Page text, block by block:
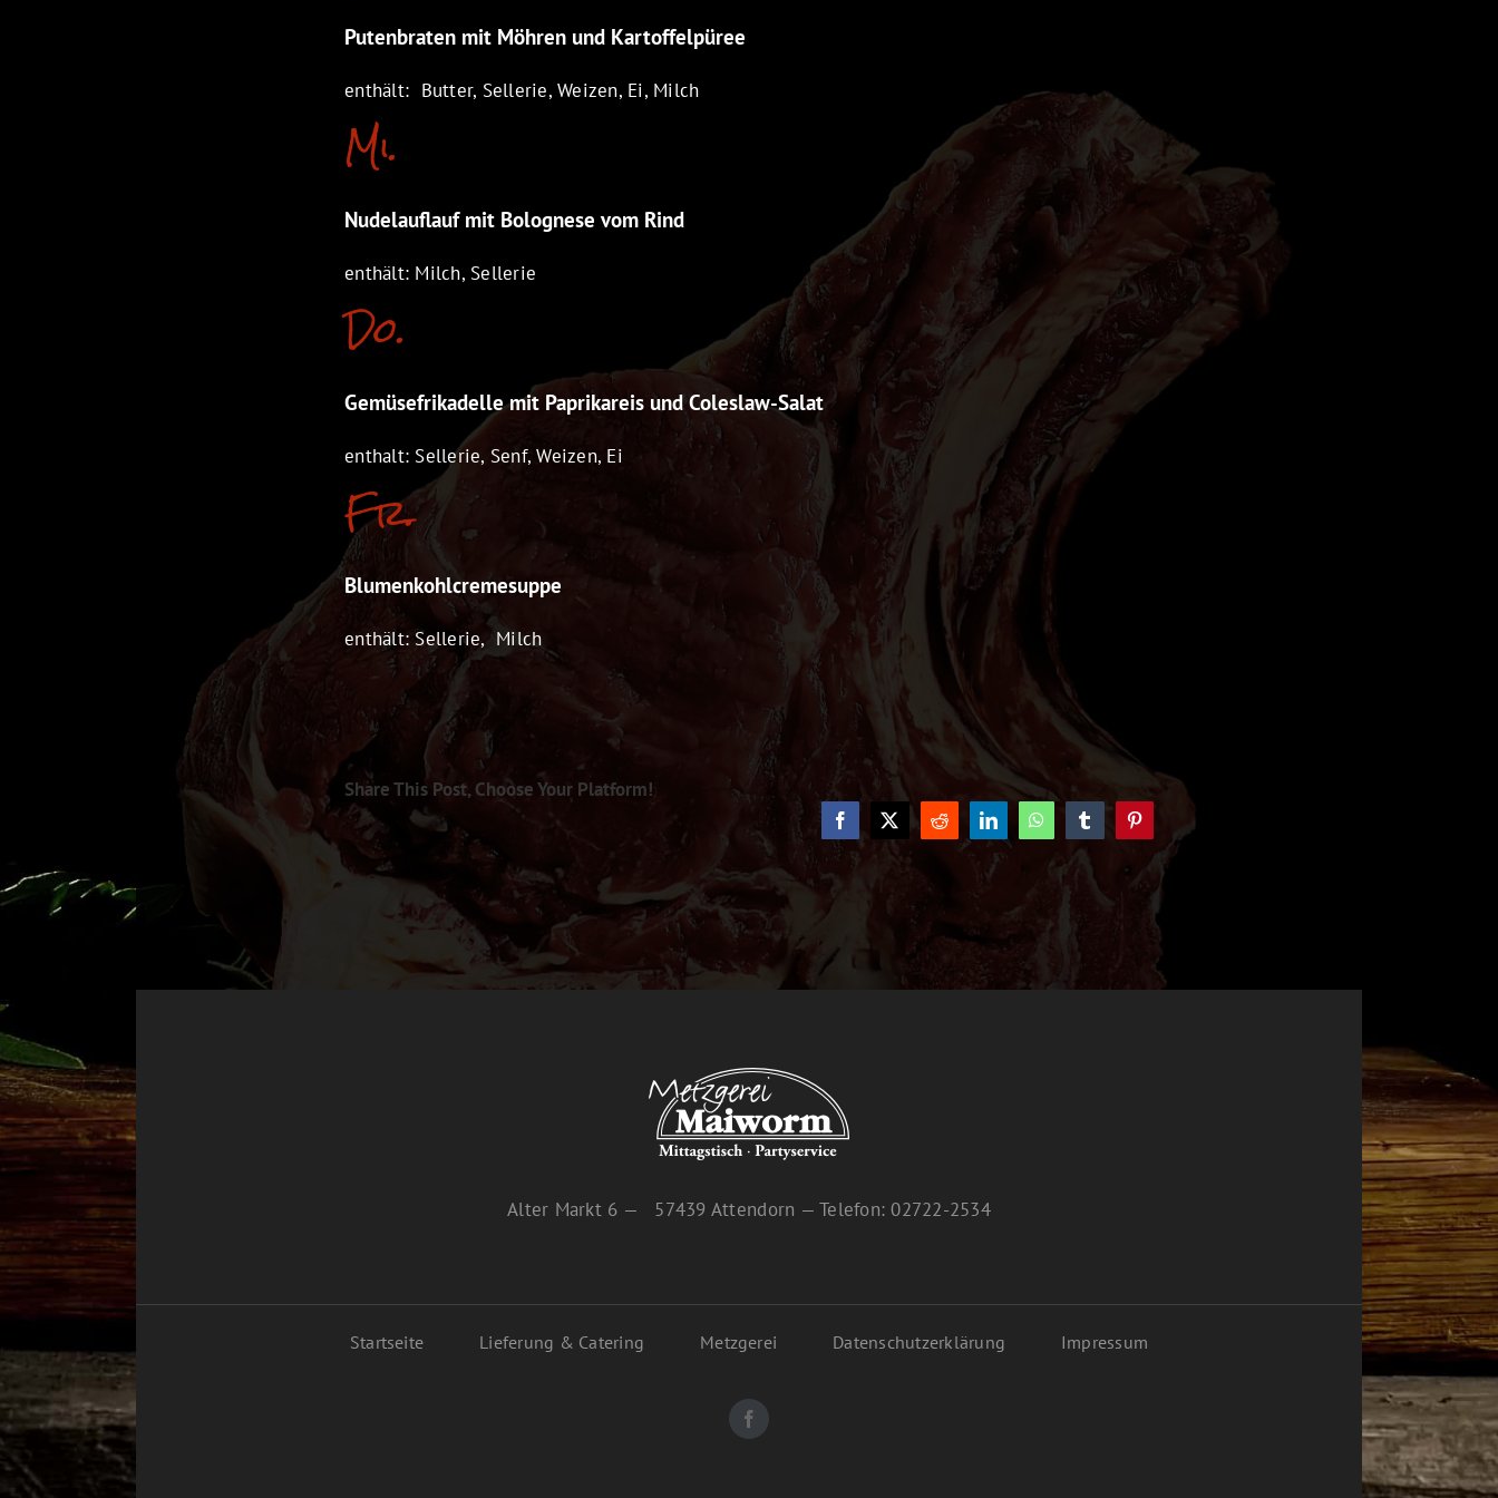
Putenbraten mit Möhren und Kartoffelpüree
enthält: Butter, Sellerie, Weizen, Ei, Milch
Mi.
Nudelauflauf mit Bolognese vom Rind
enthält: Milch, Sellerie
Do.
Gemüsefrikadelle mit Paprikareis und Coleslaw-Salat
enthalt: Sellerie, Senf, Weizen, Ei
Fr.
Blumenkohlcremesuppe
enthält: Sellerie, Milch
Share This Post, Choose Your Platform!
Facebook
X RedditLinkedInWhatsAppTumblrPinterest
Alter Markt 6 — 57439 Attendorn — Telefon: 02722-2534
Startseite Lieferung & Catering Metzgerei Datenschutzerklärung Impressum